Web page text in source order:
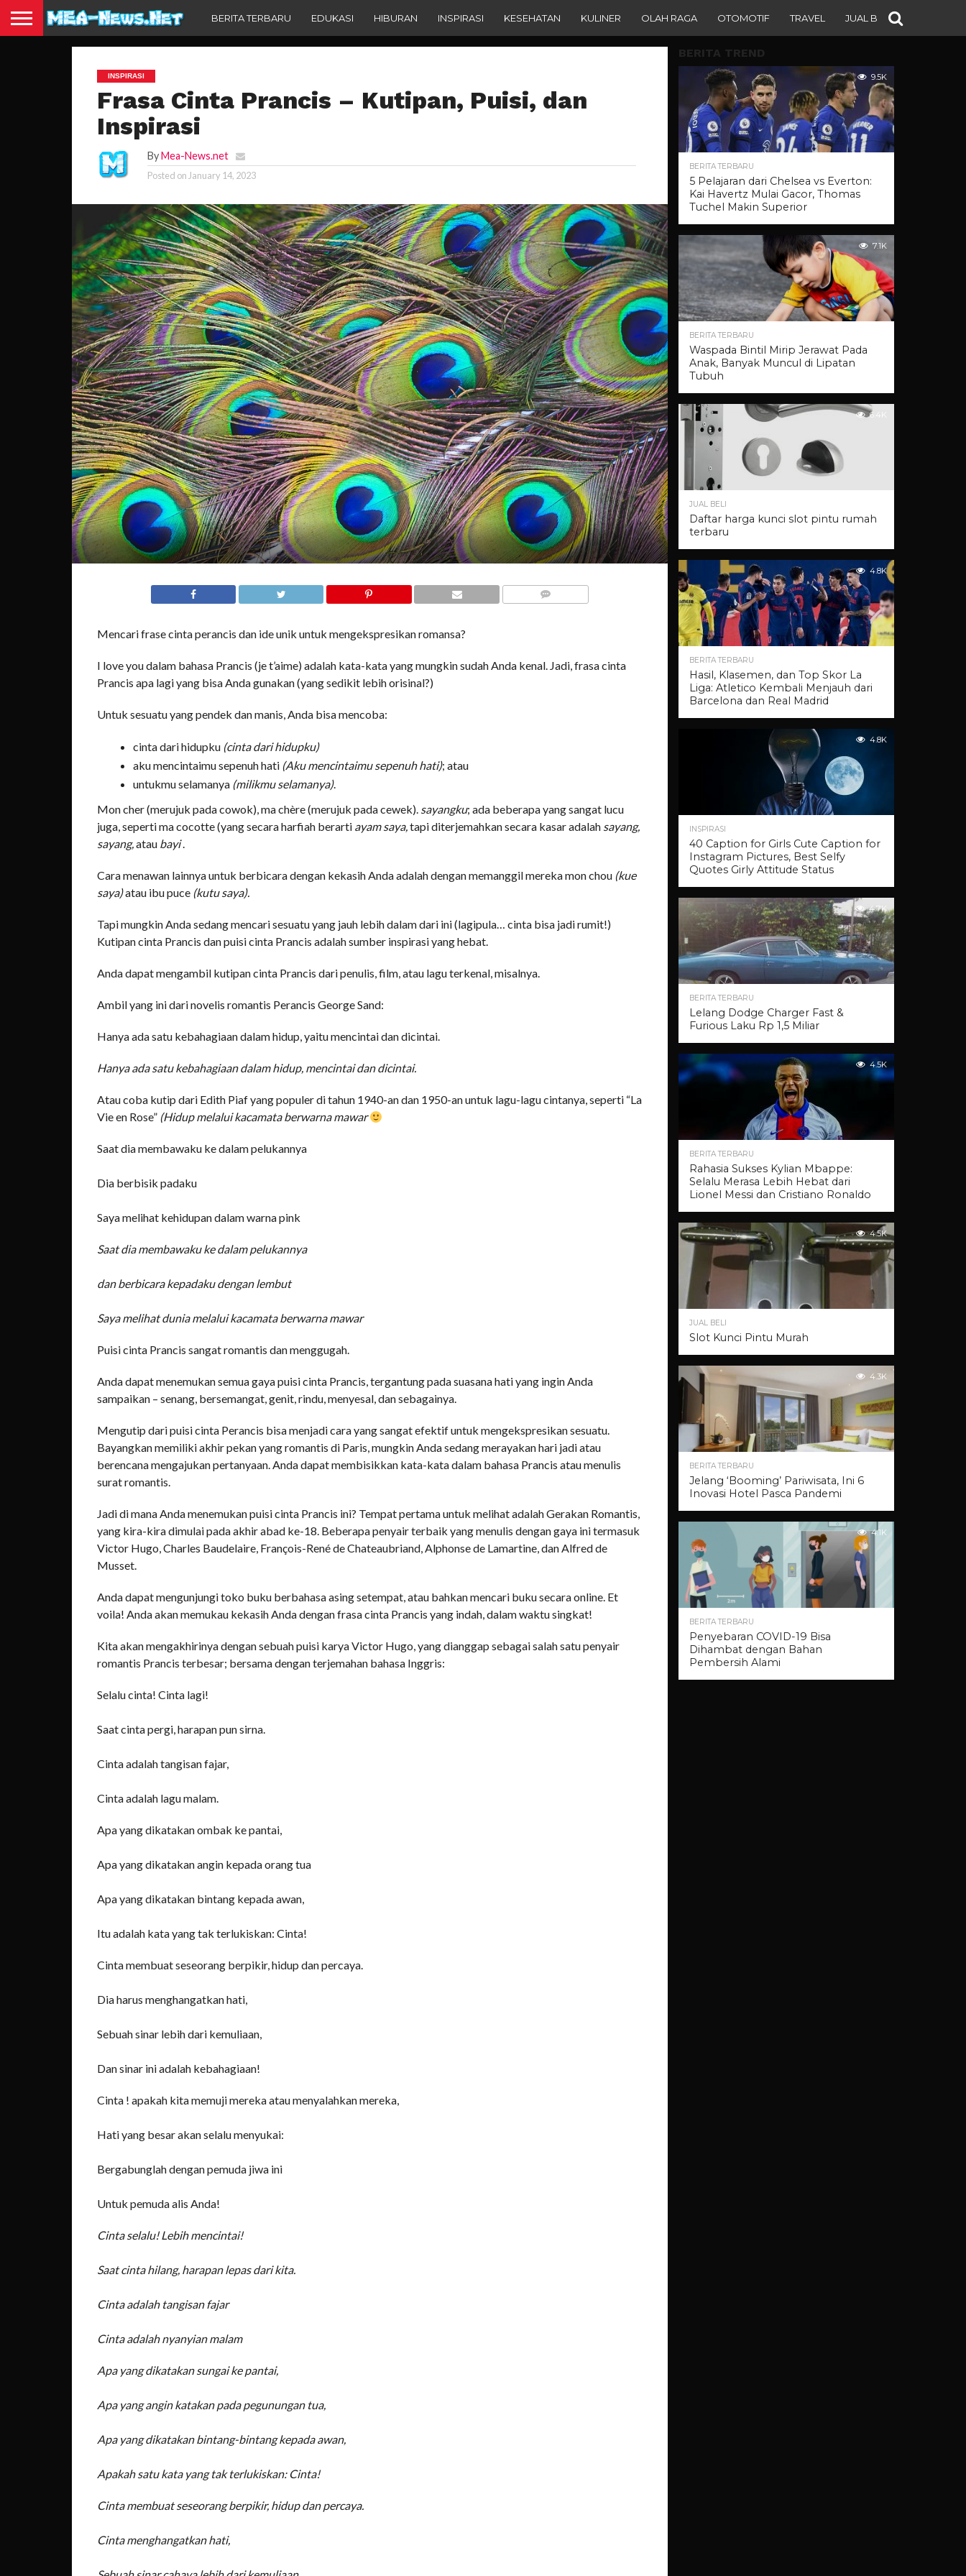
BERITA TERBARU EDUKASI HIBURAN INSPIRASI KESEHATAN KULINER OLAH RAGA OTOMOTIF TRAVEL JUAL BELI
INSPIRASI
Frasa Cinta Prancis – Kutipan, Puisi, dan
Inspirasi
ByMea-News.net
Posted on January 14, 2023
Mencari frase cinta perancis dan ide unik untuk mengekspresikan romansa?
I love you dalam bahasa Prancis (je t’aime) adalah kata-kata yang mungkin sudah Anda kenal. Jadi, frasa cinta
Prancis apa lagi yang bisa Anda gunakan (yang sedikit lebih orisinal?)
Untuk sesuatu yang pendek dan manis, Anda bisa mencoba:
cinta dari hidupku (cinta dari hidupku)
aku mencintaimu sepenuh hati (Aku mencintaimu sepenuh hati); atau
untukmu selamanya (milikmu selamanya).
Mon cher (merujuk pada cowok), ma chère (merujuk pada cewek). sayangku; ada beberapa yang sangat lucu
juga, seperti ma cocotte (yang secara harfiah berarti ayam saya,tapi diterjemahkan secara kasar adalah sayang,
sayang,atau bayi.
Cara menawan lainnya untuk berbicara dengan kekasih Anda adalah dengan memanggil mereka mon chou (kue
saya)atau ibu puce (kutu saya).
Tapi mungkin Anda sedang mencari sesuatu yang jauh lebih dalam dari ini (lagipula… cinta bisa jadi rumit!)
Kutipan cinta Prancis dan puisi cinta Prancis adalah sumber inspirasi yang hebat.
Anda dapat mengambil kutipan cinta Prancis dari penulis, film, atau lagu terkenal, misalnya.
Ambil yang ini dari novelis romantis Perancis George Sand:
Hanya ada satu kebahagiaan dalam hidup, yaitu mencintai dan dicintai.
Hanya ada satu kebahagiaan dalam hidup, mencintai dan dicintai.
Atau coba kutip dari Edith Piaf yang populer di tahun 1940-an dan 1950-an untuk lagu-lagu cintanya, seperti “La
Vie en Rose” (Hidup melalui kacamata berwarna mawar
Saat dia membawaku ke dalam pelukannya
Dia berbisik padaku
Saya melihat kehidupan dalam warna pink
Saat dia membawaku ke dalam pelukannya
dan berbicara kepadaku dengan lembut
Saya melihat dunia melalui kacamata berwarna mawar
Puisi cinta Prancis sangat romantis dan menggugah.
Anda dapat menemukan semua gaya puisi cinta Prancis, tergantung pada suasana hati yang ingin Anda
sampaikan – senang, bersemangat, genit, rindu, menyesal, dan sebagainya.
Mengutip dari puisi cinta Perancis bisa menjadi cara yang sangat efektif untuk mengekspresikan sesuatu.
Bayangkan memiliki akhir pekan yang romantis di Paris, mungkin Anda sedang merayakan hari jadi atau
berencana mengajukan pertanyaan. Anda dapat membisikkan kata-kata dalam bahasa Prancis atau menulis
surat romantis.
Jadi di mana Anda menemukan puisi cinta Prancis ini? Tempat pertama untuk melihat adalah Gerakan Romantis,
yang kira-kira dimulai pada akhir abad ke-18. Beberapa penyair terbaik yang menulis dengan gaya ini termasuk
Victor Hugo, Charles Baudelaire, François-René de Chateaubriand, Alphonse de Lamartine, dan Alfred de
Musset.
Anda dapat mengunjungi toko buku berbahasa asing setempat, atau bahkan mencari buku secara online. Et
voila! Anda akan memukau kekasih Anda dengan frasa cinta Prancis yang indah, dalam waktu singkat!
Kita akan mengakhirinya dengan sebuah puisi karya Victor Hugo, yang dianggap sebagai salah satu penyair
romantis Prancis terbesar; bersama dengan terjemahan bahasa Inggris:
Selalu cinta! Cinta lagi!
Saat cinta pergi, harapan pun sirna.
Cinta adalah tangisan fajar,
Cinta adalah lagu malam.
Apa yang dikatakan ombak ke pantai,
Apa yang dikatakan angin kepada orang tua
Apa yang dikatakan bintang kepada awan,
Itu adalah kata yang tak terlukiskan: Cinta!
Cinta membuat seseorang berpikir, hidup dan percaya.
Dia harus menghangatkan hati,
Sebuah sinar lebih dari kemuliaan,
Dan sinar ini adalah kebahagiaan!
Cinta ! apakah kita memuji mereka atau menyalahkan mereka,
Hati yang besar akan selalu menyukai:
Bergabunglah dengan pemuda jiwa ini
Untuk pemuda alis Anda!
Cinta selalu! Lebih mencintai!
Saat cinta hilang, harapan lepas dari kita.
Cinta adalah tangisan fajar
Cinta adalah nyanyian malam
Apa yang dikatakan sungai ke pantai,
Apa yang angin katakan pada pegunungan tua,
Apa yang dikatakan bintang-bintang kepada awan,
Apakah satu kata yang tak terlukiskan: Cinta!
Cinta membuat seseorang berpikir, hidup dan percaya.
Cinta menghangatkan hati,
BERITA TREND
9.5K
BERITA TERBARU
5 Pelajaran dari Chelsea vs Everton:
Kai Havertz Mulai Gacor, Thomas
Tuchel Makin Superior
7.1K
BERITA TERBARU
Waspada Bintil Mirip Jerawat Pada
Anak, Banyak Muncul di Lipatan
Tubuh
6.4K
JUAL BELI
Daftar harga kunci slot pintu rumah
terbaru
4.8K
BERITA TERBARU
Hasil, Klasemen, dan Top Skor La
Liga: Atletico Kembali Menjauh dari
Barcelona dan Real Madrid
4.8K
INSPIRASI
40 Caption for Girls Cute Caption for
Instagram Pictures, Best Selfy
Quotes Girly Attitude Status
4.7K
BERITA TERBARU
Lelang Dodge Charger Fast &
Furious Laku Rp 1,5 Miliar
4.5K
BERITA TERBARU
Rahasia Sukses Kylian Mbappe:
Selalu Merasa Lebih Hebat dari
Lionel Messi dan Cristiano Ronaldo
4.5K
JUAL BELI
Slot Kunci Pintu Murah
4.3K
BERITA TERBARU
Jelang ‘Booming’ Pariwisata, Ini 6
Inovasi Hotel Pasca Pandemi
4.1K
BERITA TERBARU
Penyebaran COVID-19 Bisa
Dihambat dengan Bahan
Pembersih Alami